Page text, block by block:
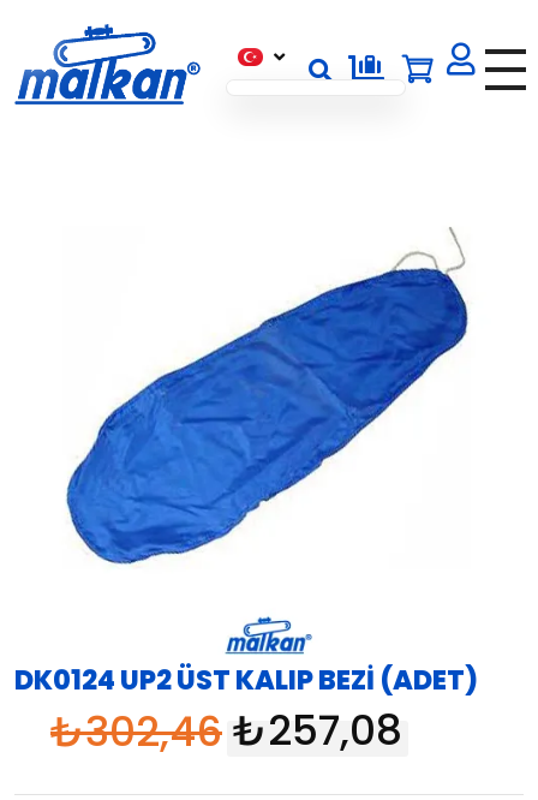
DK0124 UP2 ÜST KALIP BEZİ (ADET)
₺302,46₺257,08